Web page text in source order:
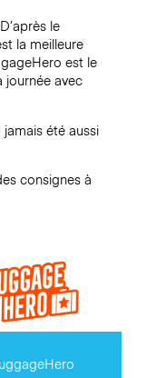
D’après le
la meilleure
est le
journée avec
jamais été aussi
consignes à